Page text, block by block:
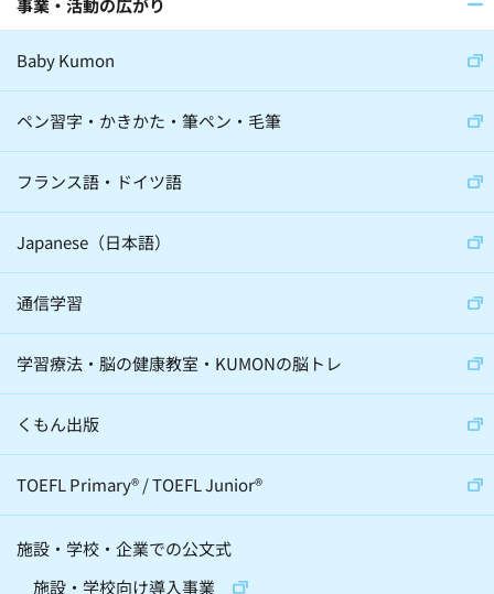
医師(32) 棋士(15)
俳優(8)
アナウンサー(6)
大学教授(18)
小説家(6)
日本教育史学者(2)
サイエンスコミュニケーター(5)
音楽(22)
経営学(19)
脳科学(24)
天文学(4)
建築(2)
精神・神経科学(2)
事業・活動の広がり
Baby Kumon
ペン習字・かきかた・筆ペン・毛筆
フランス語・ドイツ語
Japanese（日本語）
通信学習
学習療法・脳の健康教室・KUMONの脳トレ
くもん出版
TOEFL Primary®/TOEFL Junior®
施設・学校・企業での公文式
施設・学校向け導入事業